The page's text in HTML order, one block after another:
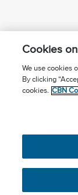
¿Conoces a
Seguir Mundo
© 2026 The
Cookies
We use cookies
By clicking
cookies. CBN